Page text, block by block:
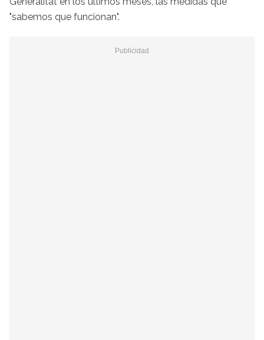
"sabemos que funcionan".